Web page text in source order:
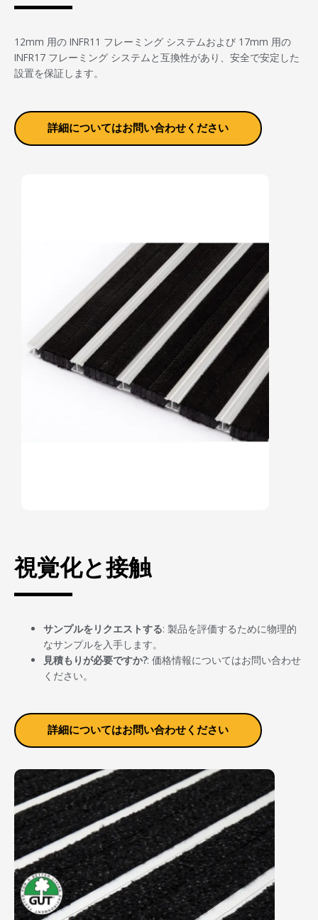
12mm 用の INFR11 フレーミング システムおよび 17mm 用の
INFR17 フレーミング システムと互換性があり、安全で安定した
設置を保証します。
詳細についてはお問い合わせください
視覚化と接触
サンプルをリクエストする: 製品を評価するために物理的
なサンプルを入手します。
見積もりが必要ですか?: 価格情報についてはお問い合わせ
ください。
詳細についてはお問い合わせください